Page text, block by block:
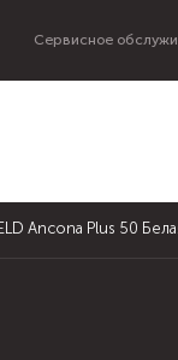
Сервисное
Ancona Plus 50